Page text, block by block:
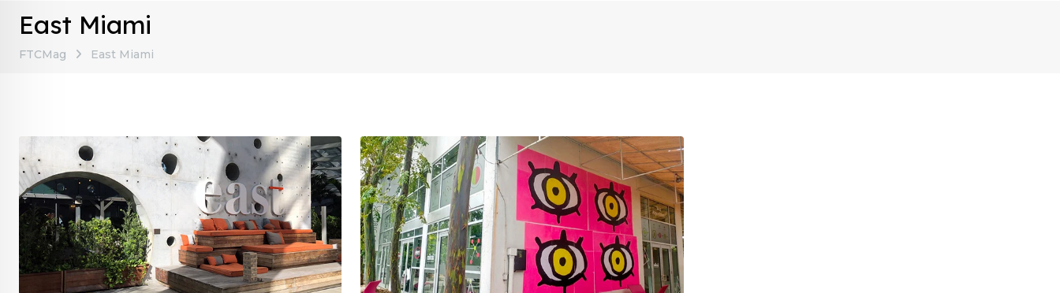
East Miami
FTCMag East Miami